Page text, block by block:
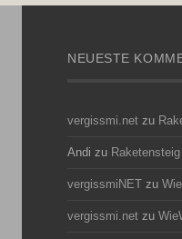
NEUESTE
vergissmi.net zu
Andi zu
vergissmiNET zu
vergissmi.net zu